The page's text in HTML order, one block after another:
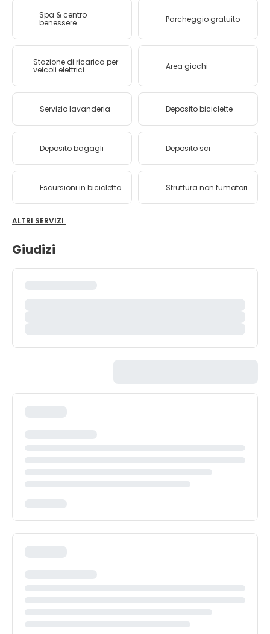
Spa & centro
benessere Parcheggio gratuito
Stazione di ricarica per
veicoli elettrici Area giochi
Servizio lavanderia Deposito biciclette
Deposito bagagli Deposito sci
Escursioni in bicicletta Struttura non fumatori
ALTRI SERVIZI
Giudizi